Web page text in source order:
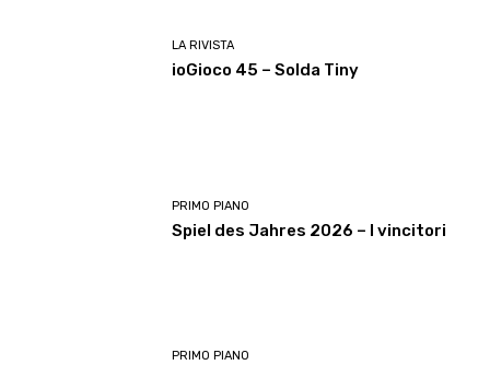
LA RIVISTA
ioGioco 45 – Solda Tiny
PRIMO PIANO
Spiel des Jahres 2026 – I vincitori
PRIMO PIANO